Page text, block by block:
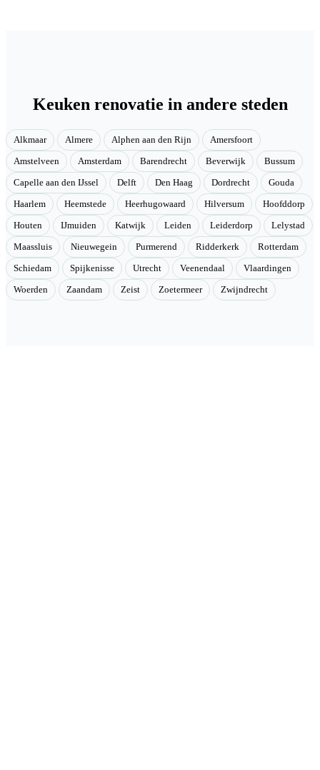
Keuken renovatie in andere steden
Alkmaar Almere Alphen aan den Rijn Amersfoort
Amstelveen Amsterdam Barendrecht Beverwijk Bussum
Capelle aan den IJssel Delft Den Haag Dordrecht Gouda
Haarlem Heemstede Heerhugowaard Hilversum Hoofddorp
Houten IJmuiden Katwijk Leiden Leiderdorp Lelystad
Maassluis Nieuwegein Purmerend Ridderkerk Rotterdam
Schiedam Spijkenisse Utrecht Veenendaal Vlaardingen
Woerden Zaandam Zeist Zoetermeer Zwijndrecht